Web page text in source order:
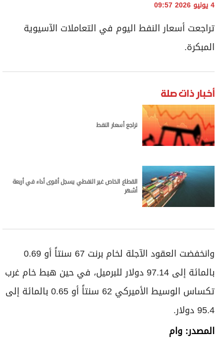
عدد اليوم
4 يونيو 2026 09:57
تراجعت ⁠أسعار النفط اليوم في التعاملات الآسيوية
المبكرة.
أخبار ذات صلة
تراجع أسعار النفط
القطاع الخاص غير النفطي يسجل أقوى أداء في أربعة
أشهر
وانخفضت العقود الآجلة لخام برنت 67 سنتاً أو 0.69
بالمائة إلى 97.14 دولار للبرميل، في حين هبط خام غرب
تكساس الوسيط الأميركي 62 سنتاً أو 0.65 ‌بالمائة إلى
⁠95.4 دولار.
المصدر: وام